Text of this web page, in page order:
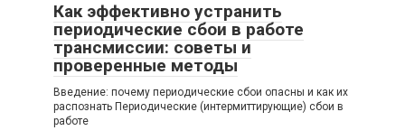
Как эффективно устранить
периодические сбои в работе
трансмиссии: советы и
проверенные методы
Введение: почему периодические сбои опасны и как их
распознать Периодические (интермиттирующие) сбои в
работе